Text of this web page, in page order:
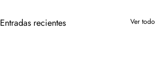
Entradas recientes Ver todo